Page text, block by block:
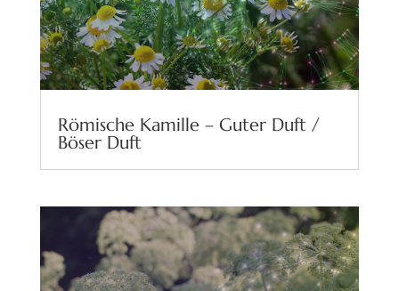
Römische Kamille – Guter Duft /
Böser Duft